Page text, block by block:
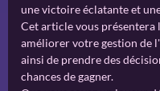
une victoire éclatante et
Cet article vous présentera
améliorer votre gestion de
ainsi de prendre des
chances de gagner.